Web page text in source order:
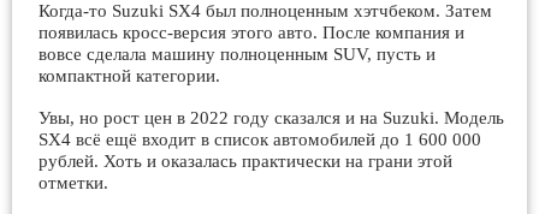
Когда-то Suzuki SX4 был полноценным хэтчбеком. Затем
появилась кросс-версия этого авто. После компания и
вовсе сделала машину полноценным SUV, пусть и
компактной категории.
Увы, но рост цен в 2022 году сказался и на Suzuki. Модель
SX4 всё ещё входит в список автомобилей до 1 600 000
рублей. Хоть и оказалась практически на грани этой
отметки.